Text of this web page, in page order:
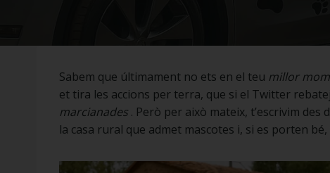
Sabem que últimament no ets en el teu millor
et tira les accions per terra, que si el Twitter
marcianades . Però per això mateix, t’escrivim des
la casa rural que admet mascotes i, si es porten